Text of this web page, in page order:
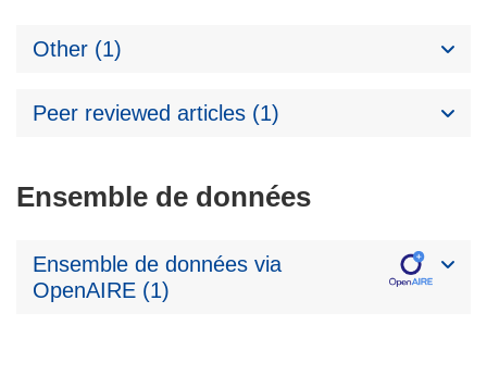
Other (1)
Peer reviewed articles (1)
Ensemble de données
Ensemble de données via
OpenAIRE (1)